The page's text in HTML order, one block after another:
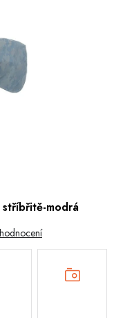
Vrácení a reklamace
stříbřitě-modrá